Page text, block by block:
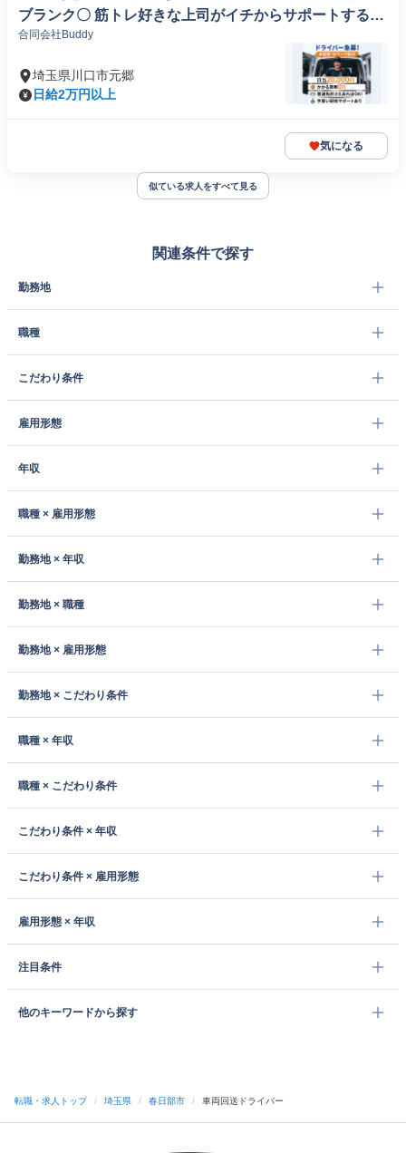
ブランク〇 筋トレ好きな上司がイチからサポートするド
ライバー!
合同会社Buddy
埼玉県川口市元郷
日給2万円以上
気になる
似ている求人をすべて見る
関連条件で探す
勤務地
職種
こだわり条件
雇用形態
年収
職種 × 雇用形態
勤務地 × 年収
勤務地 × 職種
勤務地 × 雇用形態
勤務地 × こだわり条件
職種 × 年収
職種 × こだわり条件
こだわり条件 × 年収
こだわり条件 × 雇用形態
雇用形態 × 年収
注目条件
他のキーワードから探す
転職・求人トップ / 埼玉県 / 春日部市 / 車両回送ドライバー